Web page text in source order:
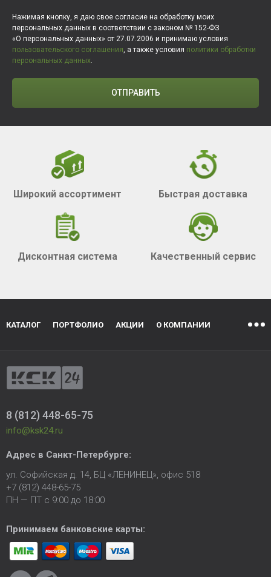
Нажимая кнопку, я даю свое согласие на обработку моих
персональных данных в соответствии с законом № 152-ФЗ
«О персональных данных» от 27.07.2006 и принимаю условия
пользовательского соглашения, а также условия политики обработки
персональных данных.
ОТПРАВИТЬ
Широкий ассортимент Быстрая доставка
Дисконтная система Качественный сервис
КАТАЛОГ ПОРТФОЛИО АКЦИИ О КОМПАНИИ
8 (812) 448-65-75
info@ksk24.ru
Адрес в Санкт-Петербурге:
ул. Софийская д. 14, БЦ «ЛЕНИНЕЦ», офис 518
+7 (812) 448-65-75
ПН — ПТ с 9:00 до 18:00
Принимаем банковские карты: